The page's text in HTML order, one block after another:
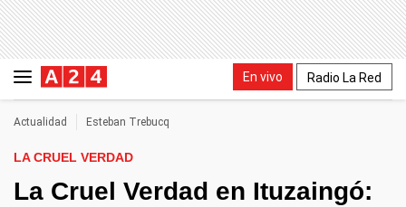
En vivo Radio La Red
Actualidad Esteban Trebucq
LA CRUEL VERDAD
La Cruel Verdad en Ituzaingó: